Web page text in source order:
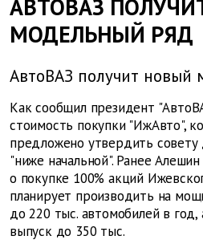
АВТОВАЗ
МОДЕЛЬНЫЙ РЯД
АвтоВАЗ получит новый
Как сообщил президент
стоимость покупки "ИжАвто",
предложено утвердить
"ниже начальной". Ранее
о покупке 100% акций
планирует производить на
до 220 тыс. автомобилей в год,
выпуск до 350 тыс.